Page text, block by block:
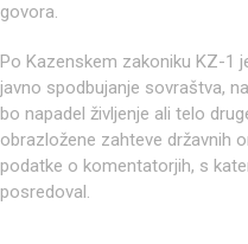
govora.
Po Kazenskem zakoniku KZ-1
javno spodbujanje sovraštva,
bo napadel življenje ali telo
obrazložene zahteve državnih
podatke o komentatorjih, s
posredoval.